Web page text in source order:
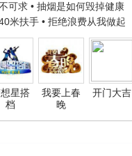
可求 • 抽烟是如何毁掉健康
米扶手 • 拒绝浪费从我做起
星搭
档
我要上春
晚
开门大吉